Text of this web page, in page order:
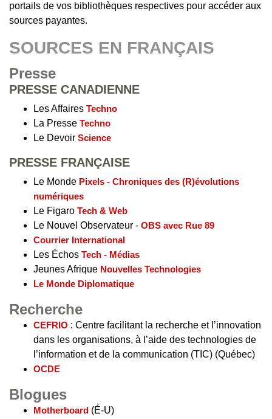
portails de vos bibliothèques respectives pour accéder aux
sources payantes.
SOURCES EN FRANÇAIS
Presse
PRESSE CANADIENNE
Les Affaires Techno
La Presse Techno
Le Devoir Science
PRESSE FRANÇAISE
Le Monde Pixels - Chroniques des (R)évolutions
numériques
Le Figaro Tech & Web
Le Nouvel Observateur - OBS avec Rue 89
Courrier International
Les Échos Tech - Médias
Jeunes Afrique Nouvelles Technologies
Le Monde Diplomatique
Recherche
CEFRIO : Centre facilitant la recherche et l’innovation
dans les organisations, à l’aide des technologies de
l’information et de la communication (TIC) (Québec)
OCDE
Blogues
Motherboard (É-U)